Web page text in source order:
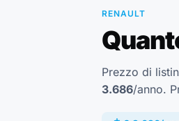
RENAULT
Prezzo di
3.686/anno.